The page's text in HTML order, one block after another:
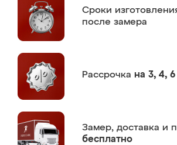
Сроки
после замера
Рассрочка на 3, 4,
Замер, доставка и
бесплатно